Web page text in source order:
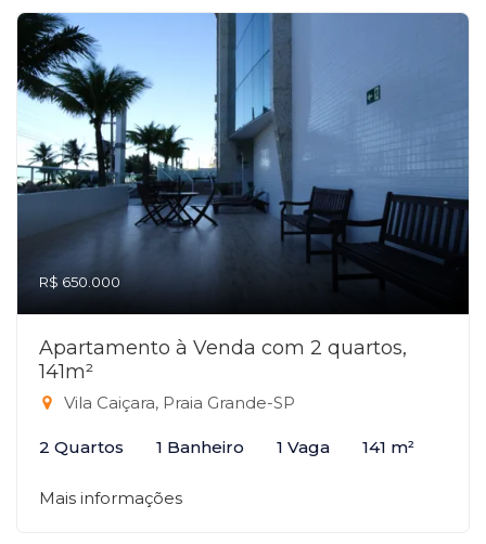
R$ 650.000
Apartamento à Venda com 2 quartos,
141m²
Vila Caiçara, Praia Grande-SP
2 Quartos 1 Banheiro 1 Vaga 141 m²
Mais informações